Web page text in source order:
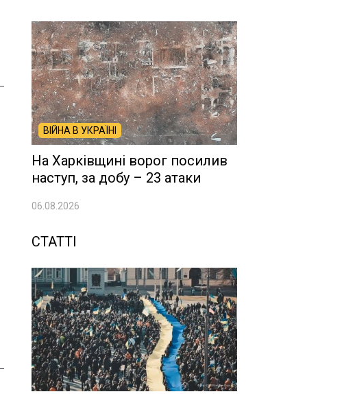
ВІЙНА В УКРАЇНІ
На Харківщині ворог посилив
наступ, за добу – 23 атаки
06.08.2026
СТАТТІ